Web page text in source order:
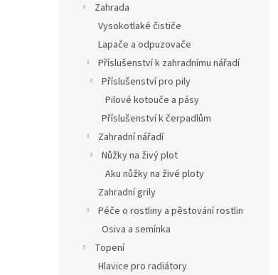
Zahrada
Vysokotlaké čističe
Lapače a odpuzovače
Příslušenství k zahradnímu nářadí
Příslušenství pro pily
Pilové kotouče a pásy
Příslušenství k čerpadlům
Zahradní nářadí
Nůžky na živý plot
Aku nůžky na živé ploty
Zahradní grily
Péče o rostliny a pěstování rostlin
Osiva a semínka
Topení
Hlavice pro radiátory